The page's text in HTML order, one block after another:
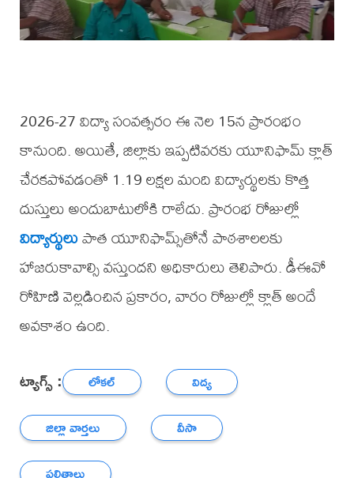
2026-27 విద్యా సంవత్సరం ఈ నెల 15న ప్రారంభం
కానుంది. అయితే, జిల్లాకు ఇప్పటివరకు యూనిఫామ్ క్లాత్
చేరకపోవడంతో 1.19 లక్షల మంది విద్యార్థులకు కొత్త
దుస్తులు అందుబాటులోకి రాలేదు. ప్రారంభ రోజుల్లో
విద్యార్థులుపాత యూనిఫామ్స్‌తోనే పాఠశాలలకు
హాజరుకావాల్సి వస్తుందని అధికారులు తెలిపారు. డీఈవో
రోహిణి వెల్లడించిన ప్రకారం, వారం రోజుల్లో క్లాత్ అందే
అవకాశం ఉంది.
ట్యాగ్స్ : లోకల్
విద్య
జిల్లా వార్తలు
వీసా
ఫలితాలు